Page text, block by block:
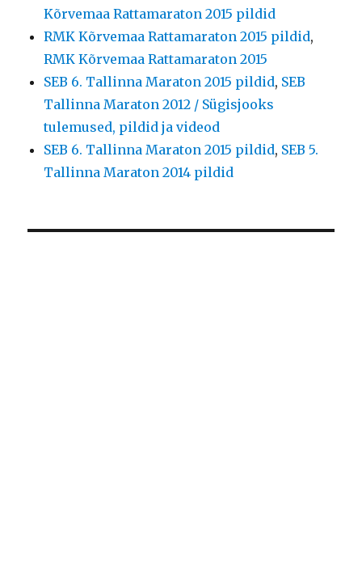
Kõrvemaa Rattamaraton 2015 pildid
RMK Kõrvemaa Rattamaraton 2015 pildid,
RMK Kõrvemaa Rattamaraton 2015
SEB 6. Tallinna Maraton 2015 pildid, SEB
Tallinna Maraton 2012 / Sügisjooks
tulemused, pildid ja videod
SEB 6. Tallinna Maraton 2015 pildid, SEB 5.
Tallinna Maraton 2014 pildid